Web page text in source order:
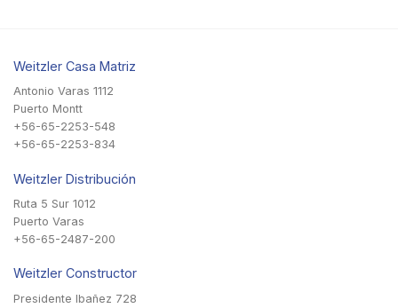
Weitzler Casa Matriz
Antonio Varas 1112
Puerto Montt
+56-65-2253-548
+56-65-2253-834
Weitzler Distribución
Ruta 5 Sur 1012
Puerto Varas
+56-65-2487-200
Weitzler Constructor
Presidente Ibañez 728